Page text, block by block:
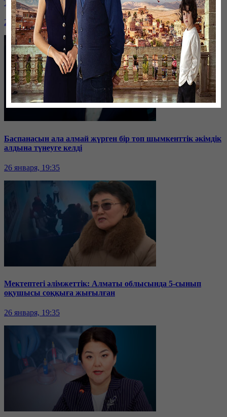
Таразда ТЭЦ қызметкерлері жалақы көтеруді талап етті
26 января, 19:36
Баспанасын ала алмай жүрген бір топ шымкенттік әкімдік
алдына түнеуге келді
26 января, 19:35
Мектептегі әлімжеттік: Алматы облысында 5-сынып
оқушысы соққыға жығылған
26 января, 19:35